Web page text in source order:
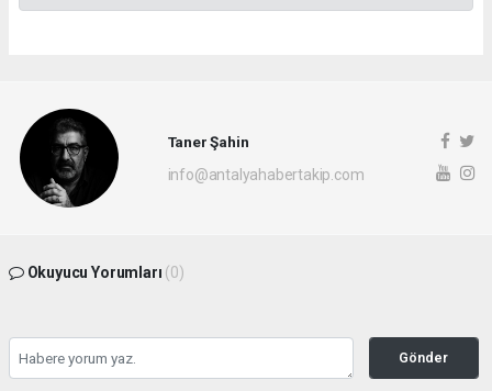
Taner Şahin
info@antalyahabertakip.com
Okuyucu Yorumları (0)
Gönder